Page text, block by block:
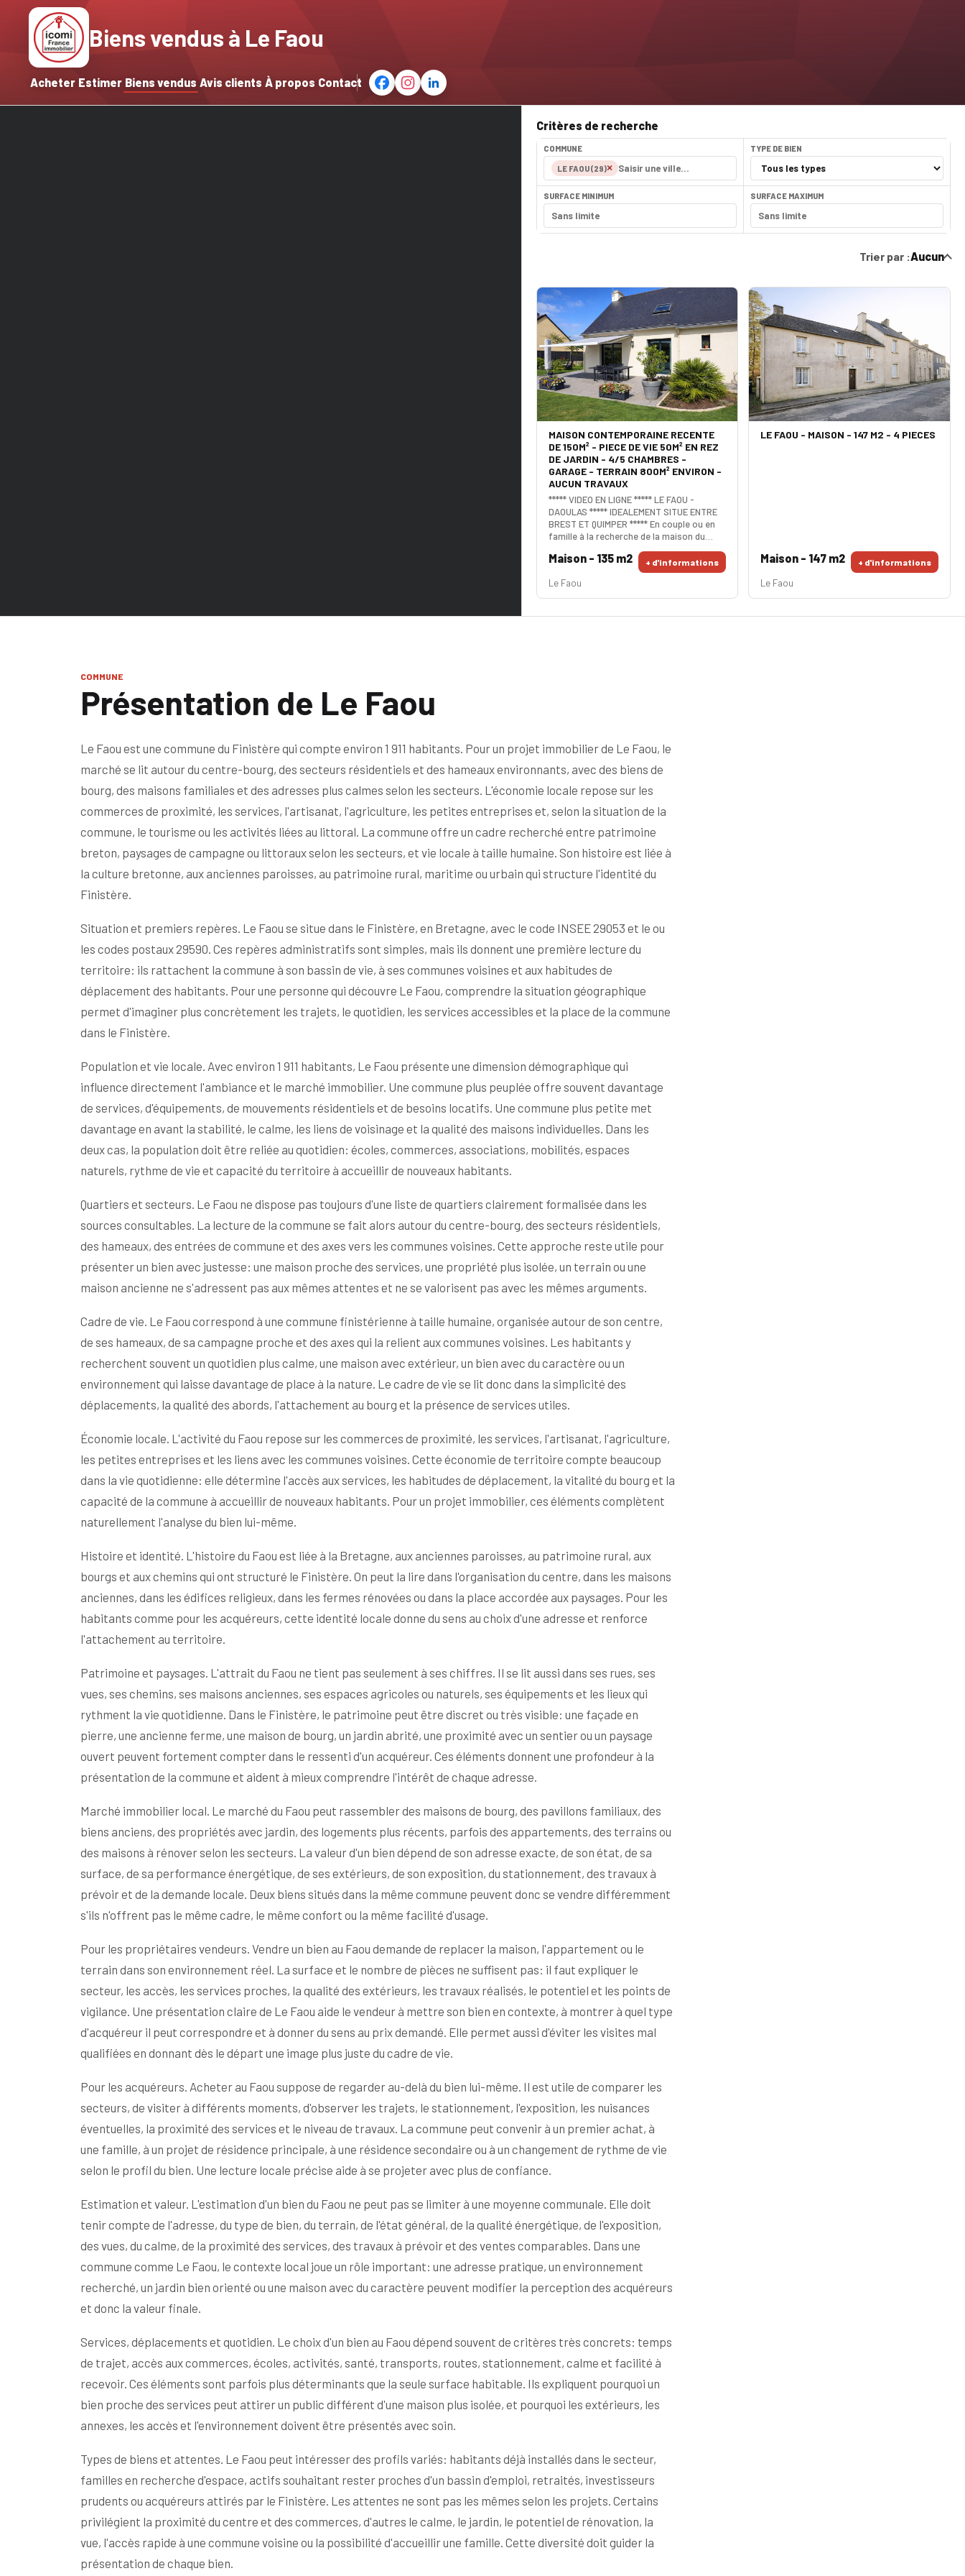
Acheter Estimer Biens vendus Avis clients À propos Contact
Biens vendus à Le Faou
Critères de recherche
COMMUNE
LE FAOU (29)×
TYPE DE BIEN
SURFACE MINIMUM SURFACE MAXIMUM
Trier par :Aucun
MAISON CONTEMPORAINE RECENTE
DE 150M² - PIECE DE VIE 50M² EN REZ
DE JARDIN - 4/5 CHAMBRES -
GARAGE - TERRAIN 800M² ENVIRON -
AUCUN TRAVAUX
***** VIDEO EN LIGNE ***** LE FAOU -
DAOULAS ***** IDEALEMENT SITUE ENTRE
BREST ET QUIMPER ***** En couple ou en
famille à la recherche de la maison du
bonheur ? Génial ! Cette pépite est
incroyable. Son terrain de 800m² vous
assurera une totale quiétude sans vis à
vis et en toute discrétion. Son espace de
vie triple comprend une cuisine US
Maison - 135 m2 + d'informations
Le Faou
LE FAOU - MAISON - 147 M2 - 4 PIECES
Maison - 147 m2 + d'informations
Le Faou
COMMUNE
Présentation de Le Faou
Le Faou est une commune du Finistère qui compte environ 1 911 habitants. Pour un projet immobilier de Le Faou, le
marché se lit autour du centre-bourg, des secteurs résidentiels et des hameaux environnants, avec des biens de
bourg, des maisons familiales et des adresses plus calmes selon les secteurs. L'économie locale repose sur les
commerces de proximité, les services, l'artisanat, l'agriculture, les petites entreprises et, selon la situation de la
commune, le tourisme ou les activités liées au littoral. La commune offre un cadre recherché entre patrimoine
breton, paysages de campagne ou littoraux selon les secteurs, et vie locale à taille humaine. Son histoire est liée à
la culture bretonne, aux anciennes paroisses, au patrimoine rural, maritime ou urbain qui structure l'identité du
Finistère.
Situation et premiers repères. Le Faou se situe dans le Finistère, en Bretagne, avec le code INSEE 29053 et le ou
les codes postaux 29590. Ces repères administratifs sont simples, mais ils donnent une première lecture du
territoire: ils rattachent la commune à son bassin de vie, à ses communes voisines et aux habitudes de
déplacement des habitants. Pour une personne qui découvre Le Faou, comprendre la situation géographique
permet d'imaginer plus concrètement les trajets, le quotidien, les services accessibles et la place de la commune
dans le Finistère.
Population et vie locale. Avec environ 1 911 habitants, Le Faou présente une dimension démographique qui
influence directement l'ambiance et le marché immobilier. Une commune plus peuplée offre souvent davantage
de services, d'équipements, de mouvements résidentiels et de besoins locatifs. Une commune plus petite met
davantage en avant la stabilité, le calme, les liens de voisinage et la qualité des maisons individuelles. Dans les
deux cas, la population doit être reliée au quotidien: écoles, commerces, associations, mobilités, espaces
naturels, rythme de vie et capacité du territoire à accueillir de nouveaux habitants.
Quartiers et secteurs. Le Faou ne dispose pas toujours d'une liste de quartiers clairement formalisée dans les
sources consultables. La lecture de la commune se fait alors autour du centre-bourg, des secteurs résidentiels,
des hameaux, des entrées de commune et des axes vers les communes voisines. Cette approche reste utile pour
présenter un bien avec justesse: une maison proche des services, une propriété plus isolée, un terrain ou une
maison ancienne ne s'adressent pas aux mêmes attentes et ne se valorisent pas avec les mêmes arguments.
Cadre de vie. Le Faou correspond à une commune finistérienne à taille humaine, organisée autour de son centre,
de ses hameaux, de sa campagne proche et des axes qui la relient aux communes voisines. Les habitants y
recherchent souvent un quotidien plus calme, une maison avec extérieur, un bien avec du caractère ou un
environnement qui laisse davantage de place à la nature. Le cadre de vie se lit donc dans la simplicité des
déplacements, la qualité des abords, l'attachement au bourg et la présence de services utiles.
Économie locale. L'activité du Faou repose sur les commerces de proximité, les services, l'artisanat, l'agriculture,
les petites entreprises et les liens avec les communes voisines. Cette économie de territoire compte beaucoup
dans la vie quotidienne: elle détermine l'accès aux services, les habitudes de déplacement, la vitalité du bourg et la
capacité de la commune à accueillir de nouveaux habitants. Pour un projet immobilier, ces éléments complètent
naturellement l'analyse du bien lui-même.
Histoire et identité. L'histoire du Faou est liée à la Bretagne, aux anciennes paroisses, au patrimoine rural, aux
bourgs et aux chemins qui ont structuré le Finistère. On peut la lire dans l'organisation du centre, dans les maisons
anciennes, dans les édifices religieux, dans les fermes rénovées ou dans la place accordée aux paysages. Pour les
habitants comme pour les acquéreurs, cette identité locale donne du sens au choix d'une adresse et renforce
l'attachement au territoire.
Patrimoine et paysages. L'attrait du Faou ne tient pas seulement à ses chiffres. Il se lit aussi dans ses rues, ses
vues, ses chemins, ses maisons anciennes, ses espaces agricoles ou naturels, ses équipements et les lieux qui
rythment la vie quotidienne. Dans le Finistère, le patrimoine peut être discret ou très visible: une façade en
pierre, une ancienne ferme, une maison de bourg, un jardin abrité, une proximité avec un sentier ou un paysage
ouvert peuvent fortement compter dans le ressenti d'un acquéreur. Ces éléments donnent une profondeur à la
présentation de la commune et aident à mieux comprendre l'intérêt de chaque adresse.
Marché immobilier local. Le marché du Faou peut rassembler des maisons de bourg, des pavillons familiaux, des
biens anciens, des propriétés avec jardin, des logements plus récents, parfois des appartements, des terrains ou
des maisons à rénover selon les secteurs. La valeur d'un bien dépend de son adresse exacte, de son état, de sa
surface, de sa performance énergétique, de ses extérieurs, de son exposition, du stationnement, des travaux à
prévoir et de la demande locale. Deux biens situés dans la même commune peuvent donc se vendre différemment
s'ils n'offrent pas le même cadre, le même confort ou la même facilité d'usage.
Pour les propriétaires vendeurs. Vendre un bien au Faou demande de replacer la maison, l'appartement ou le
terrain dans son environnement réel. La surface et le nombre de pièces ne suffisent pas: il faut expliquer le
secteur, les accès, les services proches, la qualité des extérieurs, les travaux réalisés, le potentiel et les points de
vigilance. Une présentation claire de Le Faou aide le vendeur à mettre son bien en contexte, à montrer à quel type
d'acquéreur il peut correspondre et à donner du sens au prix demandé. Elle permet aussi d'éviter les visites mal
qualifiées en donnant dès le départ une image plus juste du cadre de vie.
Pour les acquéreurs. Acheter au Faou suppose de regarder au-delà du bien lui-même. Il est utile de comparer les
secteurs, de visiter à différents moments, d'observer les trajets, le stationnement, l'exposition, les nuisances
éventuelles, la proximité des services et le niveau de travaux. La commune peut convenir à un premier achat, à
une famille, à un projet de résidence principale, à une résidence secondaire ou à un changement de rythme de vie
selon le profil du bien. Une lecture locale précise aide à se projeter avec plus de confiance.
Estimation et valeur. L'estimation d'un bien du Faou ne peut pas se limiter à une moyenne communale. Elle doit
tenir compte de l'adresse, du type de bien, du terrain, de l'état général, de la qualité énergétique, de l'exposition,
des vues, du calme, de la proximité des services, des travaux à prévoir et des ventes comparables. Dans une
commune comme Le Faou, le contexte local joue un rôle important: une adresse pratique, un environnement
recherché, un jardin bien orienté ou une maison avec du caractère peuvent modifier la perception des acquéreurs
et donc la valeur finale.
Services, déplacements et quotidien. Le choix d'un bien au Faou dépend souvent de critères très concrets: temps
de trajet, accès aux commerces, écoles, activités, santé, transports, routes, stationnement, calme et facilité à
recevoir. Ces éléments sont parfois plus déterminants que la seule surface habitable. Ils expliquent pourquoi un
bien proche des services peut attirer un public différent d'une maison plus isolée, et pourquoi les extérieurs, les
annexes, les accès et l'environnement doivent être présentés avec soin.
Types de biens et attentes. Le Faou peut intéresser des profils variés: habitants déjà installés dans le secteur,
familles en recherche d'espace, actifs souhaitant rester proches d'un bassin d'emploi, retraités, investisseurs
prudents ou acquéreurs attirés par le Finistère. Les attentes ne sont pas les mêmes selon les projets. Certains
privilégient la proximité du centre et des commerces, d'autres le calme, le jardin, le potentiel de rénovation, la
vue, l'accès rapide à une commune voisine ou la possibilité d'accueillir une famille. Cette diversité doit guider la
présentation de chaque bien.